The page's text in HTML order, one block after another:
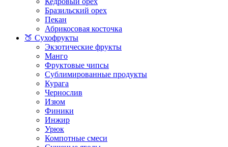
Бразильский орех
Пекан
Абрикосовая косточка
🍑 Сухофрукты
Экзотические фрукты
Манго
Фруктовые чипсы
Сублимированные продукты
Курага
Чернослив
Изюм
Финики
Инжир
Урюк
Компотные смеси